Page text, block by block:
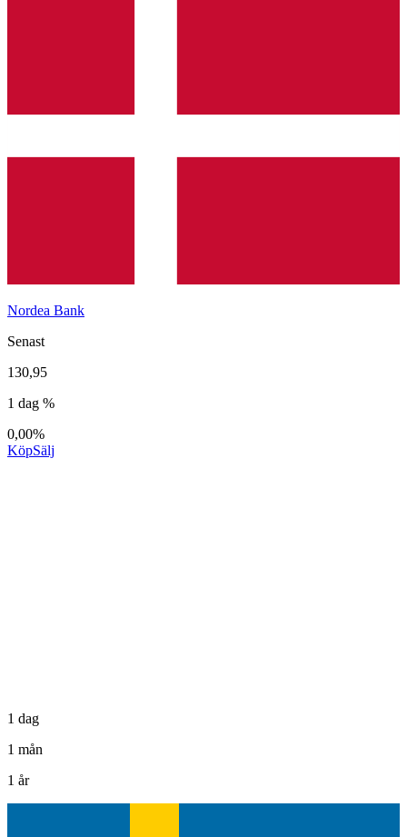
Nordea Bank
Senast
130,95
1 dag %
0,00%
KöpSälj
1 dag
1 mån
1 år